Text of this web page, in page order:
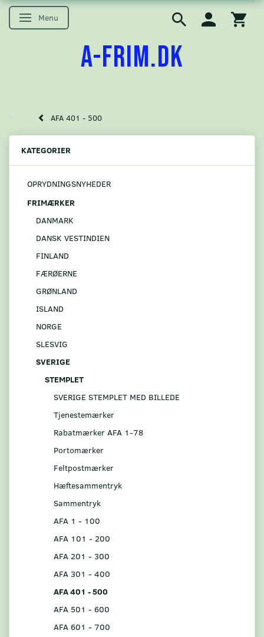
Skifte navigation
Menu
A-FRIM.DK
AFA 401 - 500
KATEGORIER
OPRYDNINGSNYHEDER
FRIMÆRKER
DANMARK
DANSK VESTINDIEN
FINLAND
FÆRØERNE
GRØNLAND
ISLAND
NORGE
SLESVIG
SVERIGE
STEMPLET
SVERIGE STEMPLET MED BILLEDE
Tjenestemærker
Rabatmærker AFA 1-78
Portomærker
Feltpostmærker
Hæftesammentryk
Sammentryk
AFA 1 - 100
AFA 101 - 200
AFA 201 - 300
AFA 301 - 400
AFA 401 - 500
AFA 501 - 600
AFA 601 - 700